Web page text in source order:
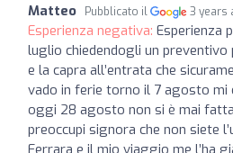
Matteo Pubblicato il 3 years
Esperienza negativa: Esperienza
luglio chiedendogli un
e la capra all’entrata che
vado in ferie torno il 7 agosto mi
oggi 28 agosto non si è mai
preoccupi signora che non siete
Ferrara e il mio viaggio me l’ha